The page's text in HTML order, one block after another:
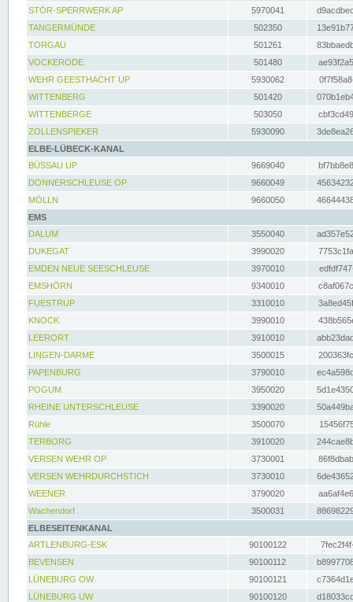
STÖR-SPERRWERK AP 5970041
TANGERMÜNDE
502350
TORGAU
501261
VOCKERODE
501480
WEHR GEESTHACHT UP
5930062
WITTENBERG
501420
WITTENBERGE
503050
ZOLLENSPIEKER
5930090
ELBE-LÜBECK-KANAL
BÜSSAU UP
9669040
DONNERSCHLEUSE OP
9660049
MÖLLN
9660050
EMS
DALUM
3550040
DUKEGAT
3990020
EMDEN NEUE SEESCHLEUSE
3970010
EMSHÖRN
9340010
FUESTRUP
3310010
KNOCK
3990010
LEERORT
3910010
LINGEN-DARME
3500015
PAPENBURG
3790010
POGUM
3950020
RHEINE UNTERSCHLEUSE
3390020
Rühle
3500070
TERBORG
3910020
VERSEN WEHR OP
3730001
VERSEN WEHRDURCHSTICH
3730010
WEENER
3790020
Wachendorf
3500031
ELBESEITENKANAL
ARTLENBURG-ESK
90100122
BEVENSEN
90100112
LÜNEBURG OW
90100121
LÜNEBURG UW
90100120